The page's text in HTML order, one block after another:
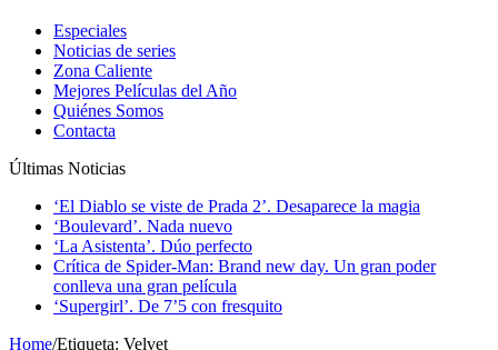
Especiales
Noticias de series
Zona Caliente
Mejores Películas del Año
Quiénes Somos
Contacta
Últimas Noticias
‘El Diablo se viste de Prada 2’. Desaparece la magia
‘Boulevard’. Nada nuevo
‘La Asistenta’. Dúo perfecto
Crítica de Spider-Man: Brand new day. Un gran poder
conlleva una gran película
‘Supergirl’. De 7’5 con fresquito
Home/Etiqueta: Velvet